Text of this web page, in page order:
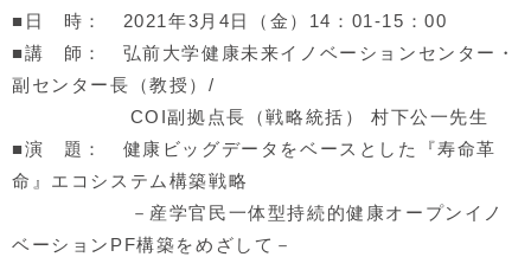
■日 時： 2021年3月4日（金）14：01-15：00
■講 師： 弘前大学健康未来イノベーションセンター・
副センター長（教授）/
COI副拠点長（戦略統括） 村下公一先生
■演 題： 健康ビッグデータをベースとした『寿命革
命』エコシステム構築戦略
－産学官民一体型持続的健康オープンイノ
ベーションPF構築をめざして－